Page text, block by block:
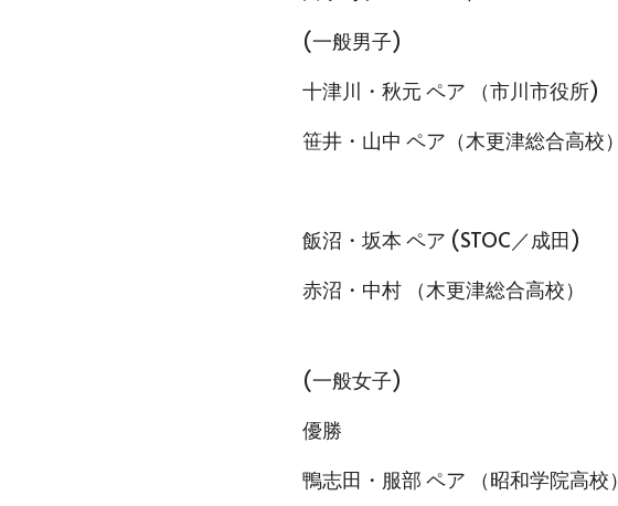
(一般男子)
十津川・秋元 ペア （市川市役所)
笹井・山中 ペア（木更津総合高校）
飯沼・坂本 ペア (STOC／成田)
赤沼・中村 （木更津総合高校）
(一般女子)
優勝
鴨志田・服部 ペア （昭和学院高校）